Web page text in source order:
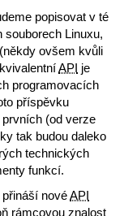
popisovat v té
souborech Linuxu,
ovšem kvůli
API je
programovacích
příspěvku
(od verze
tak budou daleko
technických
funkcí.
novéAPI
rámcovou znalost